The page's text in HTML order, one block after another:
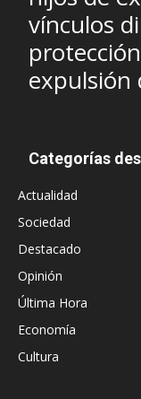
vínculos
expulsión
Categorías
Actualidad
Sociedad
Destacado
Opinión
Última Hora
Economía
Cultura